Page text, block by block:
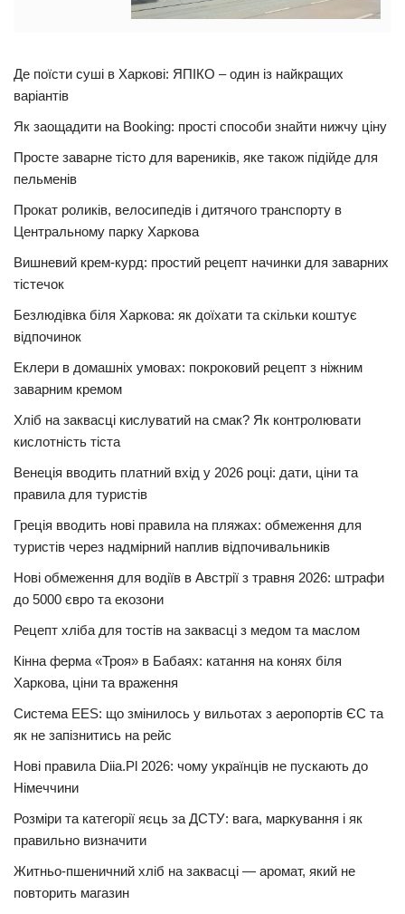
Де поїсти суші в Харкові: ЯПІКО – один із найкращих
варіантів
Як заощадити на Booking: прості способи знайти нижчу ціну
Просте заварне тісто для вареників, яке також підійде для
пельменів
Прокат роликів, велосипедів і дитячого транспорту в
Центральному парку Харкова
Вишневий крем-курд: простий рецепт начинки для заварних
тістечок
Безлюдівка біля Харкова: як доїхати та скільки коштує
відпочинок
Еклери в домашніх умовах: покроковий рецепт з ніжним
заварним кремом
Хліб на заквасці кислуватий на смак? Як контролювати
кислотність тіста
Венеція вводить платний вхід у 2026 році: дати, ціни та
правила для туристів
Греція вводить нові правила на пляжах: обмеження для
туристів через надмірний наплив відпочивальників
Нові обмеження для водіїв в Австрії з травня 2026: штрафи
до 5000 євро та екозони
Рецепт хліба для тостів на заквасці з медом та маслом
Кінна ферма «Троя» в Бабаях: катання на конях біля
Харкова, ціни та враження
Система EES: що змінилось у вильотах з аеропортів ЄС та
як не запізнитись на рейс
Нові правила Diia.Pl 2026: чому українців не пускають до
Німеччини
Розміри та категорії яєць за ДСТУ: вага, маркування і як
правильно визначити
Житньо-пшеничний хліб на заквасці — аромат, який не
повторить магазин